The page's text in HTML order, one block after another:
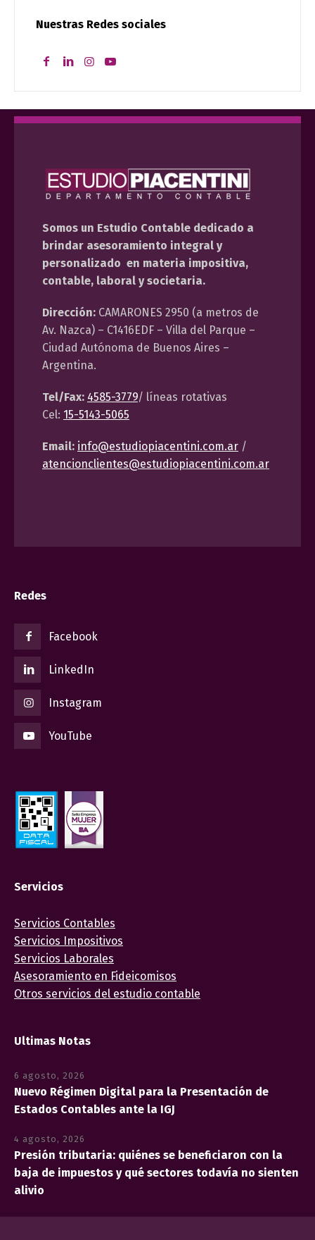
Nuestras Redes sociales
Somos un Estudio Contable dedicado a
brindar asesoramiento integral y
personalizado en materia impositiva,
contable, laboral y societaria.
Dirección: CAMARONES 2950 (a metros de
Av. Nazca) – C1416EDF – Villa del Parque –
Ciudad Autónoma de Buenos Aires –
Argentina.
Tel/Fax: 4585-3779/ líneas rotativas
Cel: 15-5143-5065
Email: info@estudiopiacentini.com.ar /
atencionclientes@estudiopiacentini.com.ar
Redes
Facebook
LinkedIn
Instagram
YouTube
Servicios
Servicios Contables
Servicios Impositivos
Servicios Laborales
Asesoramiento en Fideicomisos
Otros servicios del estudio contable
Ultimas Notas
6 agosto, 2026
Nuevo Régimen Digital para la Presentación de
Estados Contables ante la IGJ
4 agosto, 2026
Presión tributaria: quiénes se beneficiaron con la
baja de impuestos y qué sectores todavía no sienten
alivio